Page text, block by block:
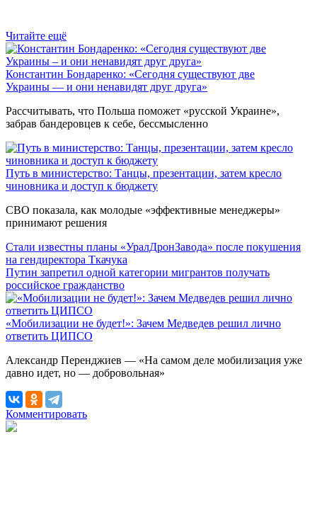
Читайте ещё
Константин Бондаренко: «Сегодня существуют две
Украины — и они ненавидят друг друга»
Рассчитывать, что Польша поможет «русской Украине»,
забрав бандеровцев к себе, бессмысленно
Путь в министерство: Танцы, презентации, затем кресло
чиновника и доступ к бюджету
СВО показала, как молодые «эффективные менеджеры»
принимают решения
Стали известны планы «УралДронЗавода» после покушения
на гендиректора Ткачука
Путин запретил одной категории мигрантов получать
российское гражданство
«Мобилизации не будет!»: Зачем Медведев решил лично
ответить ЦИПСО
Александр Перенджиев — «На самом деле мобилизация уже
давно идет, но — добровольная»
Комментировать